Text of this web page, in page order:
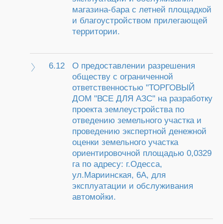
магазина-бара с летней площадкой
и благоустройством прилегающей
территории.
6.12
О предоставлении разрешения
обществу с ограниченной
ответственностью "ТОРГОВЫЙ
ДОМ "ВСЕ ДЛЯ АЗС" на разработку
проекта землеустройства по
отведению земельного участка и
проведению экспертной денежной
оценки земельного участка
ориентировочной площадью 0,0329
га по адресу: г.Одесса,
ул.Мариинская, 6А, для
эксплуатации и обслуживания
автомойки.